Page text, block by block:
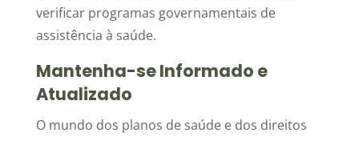
verificar programas governamentais de
assistência à saúde.
Mantenha-se Informado e
Atualizado
O mundo dos planos de saúde e dos direitos